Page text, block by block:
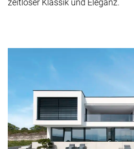
zeitloser Klassik und Eleganz.